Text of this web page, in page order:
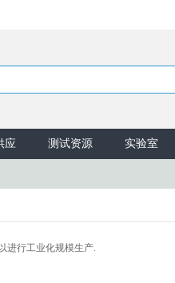
应 测试资源 实验室
进行工业化规模生产.